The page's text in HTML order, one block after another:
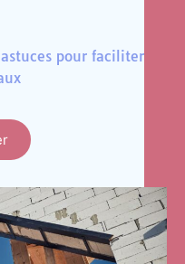
pour faciliter